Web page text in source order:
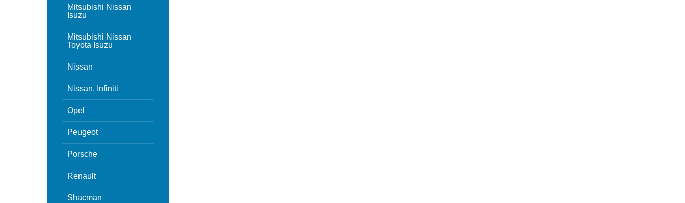
Mitsubishi Nissan
Isuzu
Mitsubishi Nissan
Toyota Isuzu
Nissan
Nissan, Infiniti
Opel
Peugeot
Porsche
Renault
Shacman